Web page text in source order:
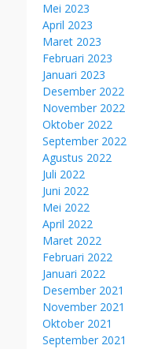
Mei 2023
April 2023
Maret 2023
Februari 2023
Januari 2023
Desember 2022
November 2022
Oktober 2022
September 2022
Agustus 2022
Juli 2022
Juni 2022
Mei 2022
April 2022
Maret 2022
Februari 2022
Januari 2022
Desember 2021
November 2021
Oktober 2021
September 2021